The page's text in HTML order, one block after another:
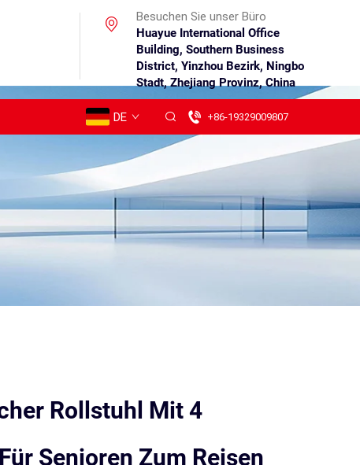
Besuchen Sie unser Büro
Huayue International Office
Building, Southern Business
District, Yinzhou Bezirk, Ningbo
Stadt, Zhejiang Provinz, China
DE +86-19329009807
Rollstuhl Mit 4
Senioren Zum Reisen